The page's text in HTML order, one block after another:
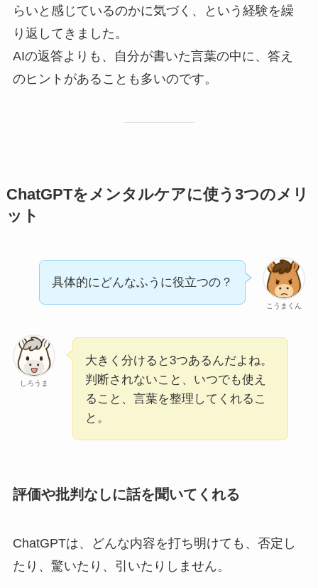
らいと感じているのかに気づく、という経験を繰
り返してきました。
AIの返答よりも、自分が書いた言葉の中に、答え
のヒントがあることも多いのです。
ChatGPTをメンタルケアに使う3つのメリ
ット
こうまくん
具体的にどんなふうに役立つの？
しろうま
大きく分けると3つあるんだよね。
判断されないこと、いつでも使え
ること、言葉を整理してくれるこ
と。
評価や批判なしに話を聞いてくれる
ChatGPTは、どんな内容を打ち明けても、否定し
たり、驚いたり、引いたりしません。